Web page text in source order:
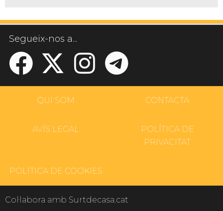
Segueix-nos a...
QUI SOM CONTACTA
AVÍS LEGAL
POLÍTICA DE
PRIVACITAT
POLÍTICA DE COOKIES
Col·labora amb Surtdecasa.cat